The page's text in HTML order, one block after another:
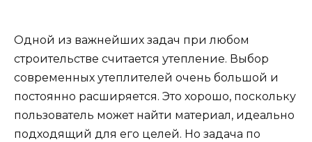
Одной из важнейших задач при любом
строительстве считается утепление. Выбор
современных утеплителей очень большой и
постоянно расширяется. Это хорошо, поскольку
пользователь может найти материал, идеально
подходящий для его целей. Но задача по